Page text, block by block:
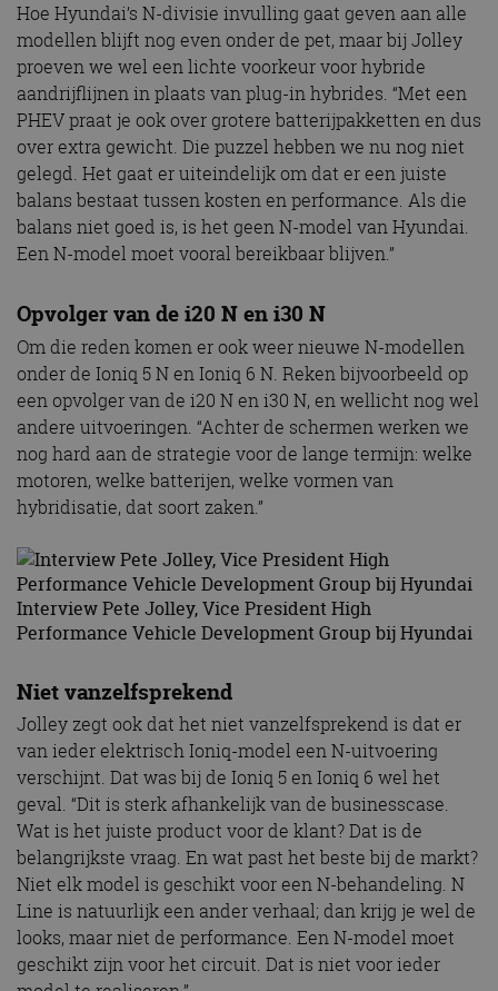
Hoe Hyundai’s N-divisie invulling gaat geven aan alle
modellen blijft nog even onder de pet, maar bij Jolley
proeven we wel een lichte voorkeur voor hybride
aandrijflijnen in plaats van plug-in hybrides. “Met een
PHEV praat je ook over grotere batterijpakketten en dus
over extra gewicht. Die puzzel hebben we nu nog niet
gelegd. Het gaat er uiteindelijk om dat er een juiste
balans bestaat tussen kosten en performance. Als die
balans niet goed is, is het geen N-model van Hyundai.
Een N-model moet vooral bereikbaar blijven.”
Opvolger van de i20 N en i30 N
Om die reden komen er ook weer nieuwe N-modellen
onder de Ioniq 5 N en Ioniq 6 N. Reken bijvoorbeeld op
een opvolger van de i20 N en i30 N, en wellicht nog wel
andere uitvoeringen. “Achter de schermen werken we
nog hard aan de strategie voor de lange termijn: welke
motoren, welke batterijen, welke vormen van
hybridisatie, dat soort zaken.”
Interview Pete Jolley, Vice President High
Performance Vehicle Development Group bij Hyundai
Niet vanzelfsprekend
Jolley zegt ook dat het niet vanzelfsprekend is dat er
van ieder elektrisch Ioniq-model een N-uitvoering
verschijnt. Dat was bij de Ioniq 5 en Ioniq 6 wel het
geval. “Dit is sterk afhankelijk van de businesscase.
Wat is het juiste product voor de klant? Dat is de
belangrijkste vraag. En wat past het beste bij de markt?
Niet elk model is geschikt voor een N-behandeling. N
Line is natuurlijk een ander verhaal; dan krijg je wel de
looks, maar niet de performance. Een N-model moet
geschikt zijn voor het circuit. Dat is niet voor ieder